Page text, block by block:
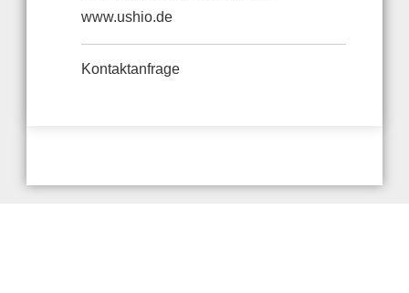
www.ushio.de
Kontaktanfrage